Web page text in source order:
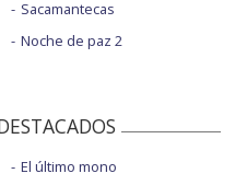
Sacamantecas
Noche de paz 2
El último mono